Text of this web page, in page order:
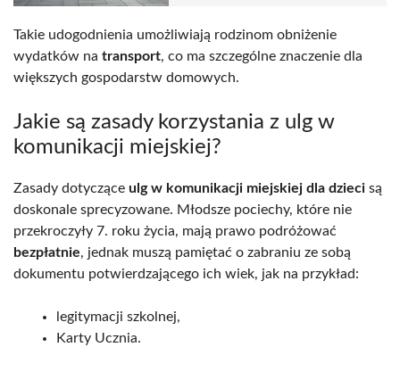
Takie udogodnienia umożliwiają rodzinom obniżenie
wydatków na transport, co ma szczególne znaczenie dla
większych gospodarstw domowych.
Jakie są zasady korzystania z ulg w
komunikacji miejskiej?
Zasady dotyczące ulg w komunikacji miejskiej dla dzieci są
doskonale sprecyzowane. Młodsze pociechy, które nie
przekroczyły 7. roku życia, mają prawo podróżować
bezpłatnie, jednak muszą pamiętać o zabraniu ze sobą
dokumentu potwierdzającego ich wiek, jak na przykład:
legitymacji szkolnej,
Karty Ucznia.